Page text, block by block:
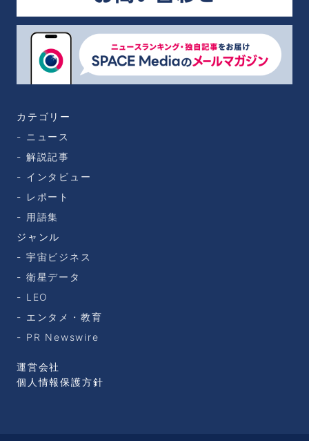
カテゴリー
ニュース
解説記事
インタビュー
レポート
用語集
ジャンル
宇宙ビジネス
衛星データ
LEO
エンタメ・教育
PR Newswire
運営会社
個人情報保護方針